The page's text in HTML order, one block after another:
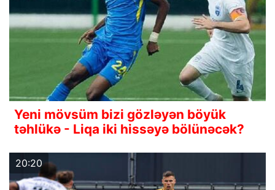
Yeni mövsüm bizi gözləyən böyük
təhlükə - Liqa iki hissəyə bölünəcək?
20:20